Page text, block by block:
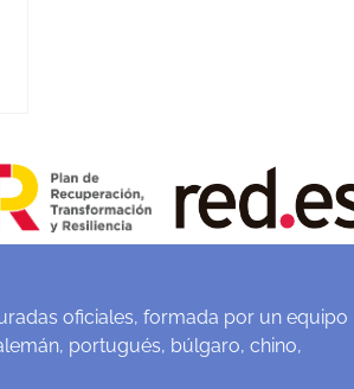
oficiales, formada por un equipo
portugués, búlgaro, chino,